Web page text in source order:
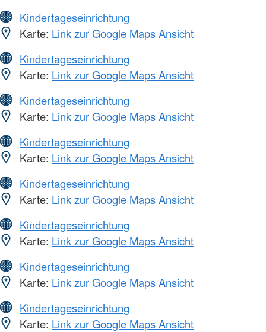
Kindertageseinrichtung
Karte: Link zur Google Maps Ansicht
Kindertageseinrichtung
Karte: Link zur Google Maps Ansicht
Kindertageseinrichtung
Karte: Link zur Google Maps Ansicht
Kindertageseinrichtung
Karte: Link zur Google Maps Ansicht
Kindertageseinrichtung
Karte: Link zur Google Maps Ansicht
Kindertageseinrichtung
Karte: Link zur Google Maps Ansicht
Kindertageseinrichtung
Karte: Link zur Google Maps Ansicht
Kindertageseinrichtung
Karte: Link zur Google Maps Ansicht